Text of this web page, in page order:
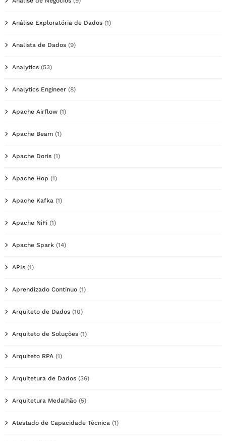
Análise Exploratória de Dados (1)
Analista de Dados (9)
Analytics (53)
Analytics Engineer (8)
Apache Airflow (1)
Apache Beam (1)
Apache Doris (1)
Apache Hop (1)
Apache Kafka (1)
Apache NiFi (1)
Apache Spark (14)
APIs (1)
Aprendizado Contínuo (1)
Arquiteto de Dados (10)
Arquiteto de Soluções (1)
Arquiteto RPA (1)
Arquitetura de Dados (36)
Arquitetura Medalhão (5)
Atestado de Capacidade Técnica (1)